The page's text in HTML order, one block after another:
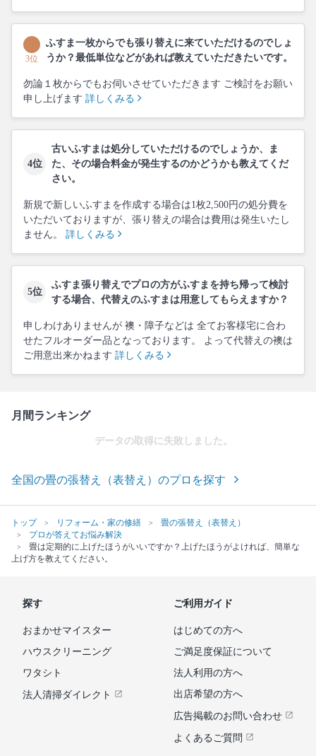
3位
ふすま一枚からでも張り替えに来ていただけるのでしょ
うか？最低単位などがあれば教えていただきたいです。
勿論１枚からでもお伺いさせていただきます ご検討をお願い
申し上げます 詳しくみる
4位
古いふすまは処分していただけるのでしょうか、ま
た、その場合料金が発生するのかどうかも教えてくだ
さい。
新規で新しいふすまを作成する場合は1枚2,500円の処分費を
いただいておりますが、張り替えの場合は費用は発生いたし
ません。 詳しくみる
5位
ふすま張り替えでプロの方がふすまを持ち帰って検討
する場合、代替えのふすまは用意してもらえますか？
申しわけありませんが 襖・障子などは 全てお客様宅に合わ
せたフルオーダー品となっております。 よって代替えの襖は
ご用意出来かねます 詳しくみる
月間ランキング
データの取得に失敗しました。
全国の畳の張替え（表替え）のプロを探す
トップ リフォーム・家の修繕
畳の張替え（表替え）
プロが答えてお悩み解決
畳は定期的に上げたほうがいいですか？上げたほうがよければ、簡単な
上げ方を教えてください。
探す
おまかせマイスター
ハウスクリーニング
ワタシト
法人清掃ダイレクト
ご利用ガイド
はじめての方へ
ご満足度保証について
法人利用の方へ
出店希望の方へ
広告掲載のお問い合わせ
よくあるご質問